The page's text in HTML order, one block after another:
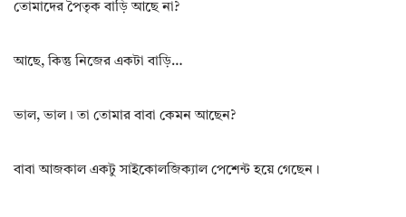
তোমাদের পৈতৃক বাড়ি আছে না?
আছে, কিন্তু নিজের একটা বাড়ি…
ভাল, ভাল। তা তোমার বাবা কেমন আছেন?
বাবা আজকাল একটু সাইকোলজিক্যাল পেশেন্ট হয়ে গেছেন।